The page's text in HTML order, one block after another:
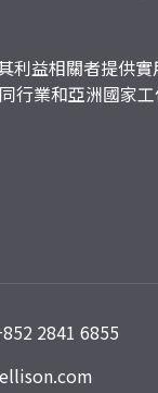
利益相關者提供
行業和亞洲國家工
2841 6855